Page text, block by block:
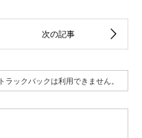
トラックバックは利用できません。